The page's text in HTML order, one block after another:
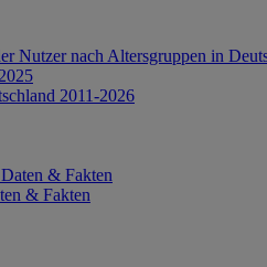
Nutzer nach Altersgruppen in
2011-2026
& Fakten
& Fakten